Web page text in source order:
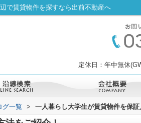
で賃貸物件を探すなら出前不動産へ
定休日：年中無休
グ一覧 > 一人暮らし大学生が賃貸物件を保